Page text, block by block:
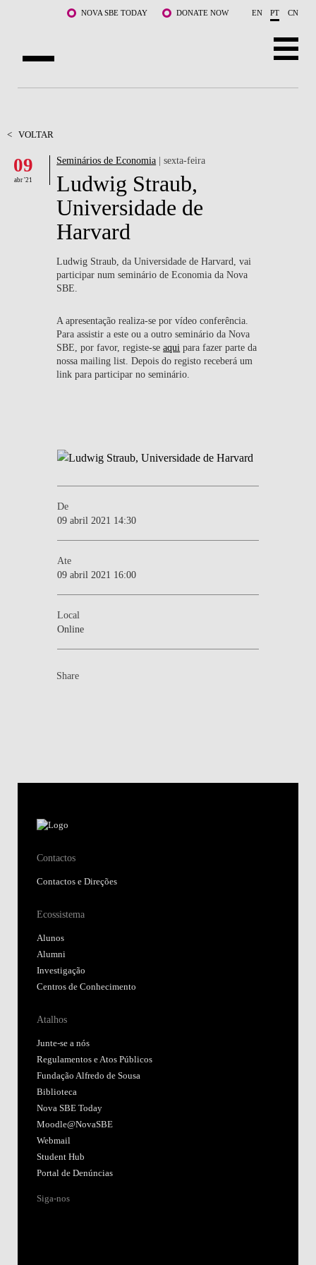
Saltar para o conteúdo principalNOVA SBE TODAY DONATE NOW EN PT CN
DOCENTES E INVESTIGAÇÃO
COMUNIDADE
LIFE AT NOVA SBE
WHAT'S HAPPENING
< VOLTAR
09
abr '21
Seminários de Economia | sexta-feira
Ludwig Straub,
Universidade de
Harvard
Ludwig Straub, da Universidade de Harvard, vai
participar num seminário de Economia da Nova
SBE.
A apresentação realiza-se por vídeo conferência.
Para assistir a este ou a outro seminário da Nova
SBE, por favor, registe-seaqui para fazer parte da
nossa mailing list. Depois do registo receberá um
link para participar no seminário.
De
09 abril 2021 14:30
Ate
09 abril 2021 16:00
Local
Online
Share
Contactos
Contactos e Direções
Ecossistema
Alunos
Alumni
Investigação
Centros de Conhecimento
Atalhos
Junte-se a nós
Regulamentos e Atos Públicos
Fundação Alfredo de Sousa
Biblioteca
Nova SBE Today
Moodle@NovaSBE
Webmail
Student Hub
Portal de Denúncias
Siga-nos